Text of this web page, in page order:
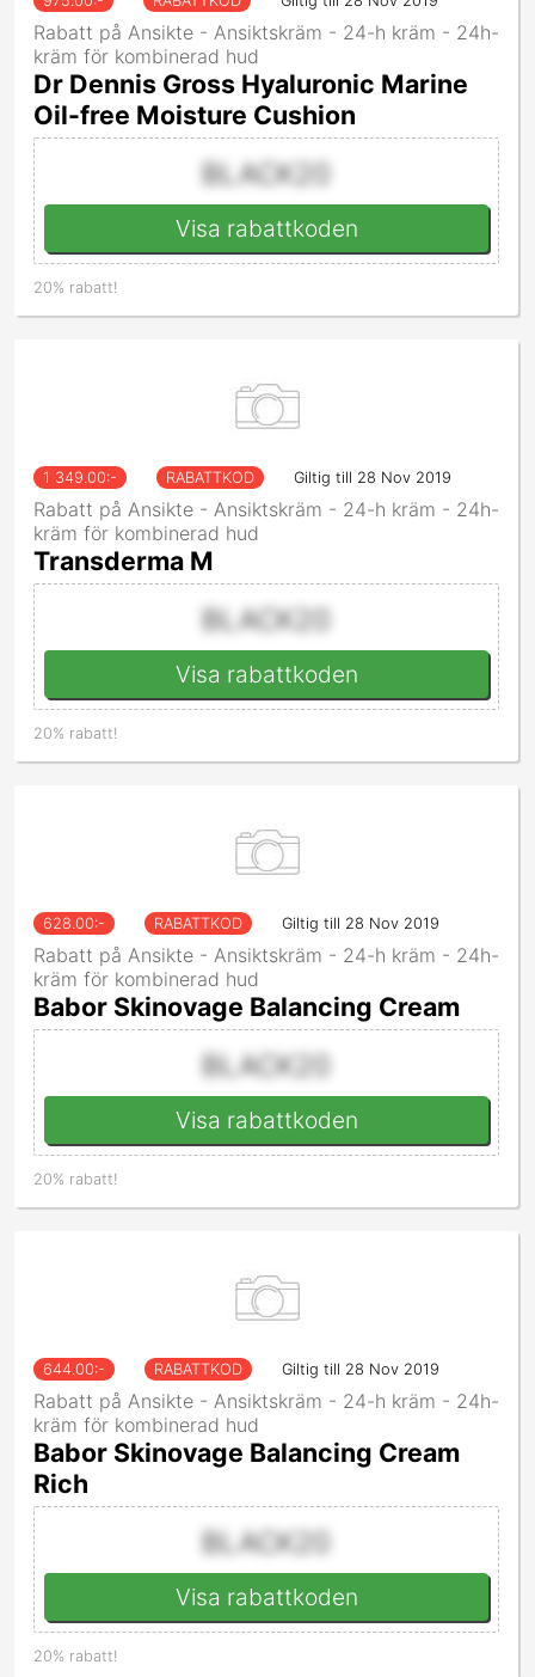
Rabatt på Ansikte - Ansiktskräm - 24-h kräm - 24h-
kräm för kombinerad hud
Dr Dennis Gross Hyaluronic Marine
Oil-free Moisture Cushion
BLACK20
Visa rabattkoden
20% rabatt!
1 349.00:- RABATTKOD Giltig till 28 Nov 2019
Rabatt på Ansikte - Ansiktskräm - 24-h kräm - 24h-
kräm för kombinerad hud
Transderma M
BLACK20
Visa rabattkoden
20% rabatt!
628.00:- RABATTKOD Giltig till 28 Nov 2019
Rabatt på Ansikte - Ansiktskräm - 24-h kräm - 24h-
kräm för kombinerad hud
Babor Skinovage Balancing Cream
BLACK20
Visa rabattkoden
20% rabatt!
644.00:- RABATTKOD Giltig till 28 Nov 2019
Rabatt på Ansikte - Ansiktskräm - 24-h kräm - 24h-
kräm för kombinerad hud
Babor Skinovage Balancing Cream
Rich
BLACK20
Visa rabattkoden
20% rabatt!